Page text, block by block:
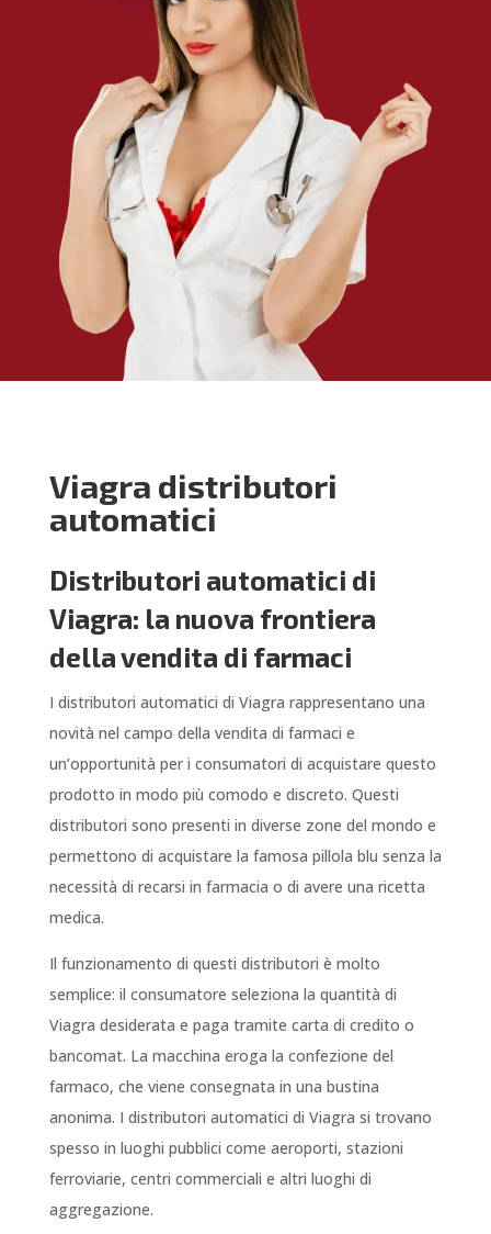
Viagra distributori
automatici
Distributori automatici di
Viagra: la nuova frontiera
della vendita di farmaci
I distributori automatici di Viagra rappresentano una
novità nel campo della vendita di farmaci e
un’opportunità per i consumatori di acquistare questo
prodotto in modo più comodo e discreto. Questi
distributori sono presenti in diverse zone del mondo e
permettono di acquistare la famosa pillola blu senza la
necessità di recarsi in farmacia o di avere una ricetta
medica.
Il funzionamento di questi distributori è molto
semplice: il consumatore seleziona la quantità di
Viagra desiderata e paga tramite carta di credito o
bancomat. La macchina eroga la confezione del
farmaco, che viene consegnata in una bustina
anonima. I distributori automatici di Viagra si trovano
spesso in luoghi pubblici come aeroporti, stazioni
ferroviarie, centri commerciali e altri luoghi di
aggregazione.